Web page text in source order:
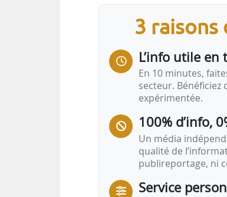
demandes non
inférieurs à la moyenne
3 raisons
L’info utile
En 10 minutes,
secteur. Bénéficiez
expérimentée.
100% d’info,
Un média
qualité de
publireportage, ni
Service